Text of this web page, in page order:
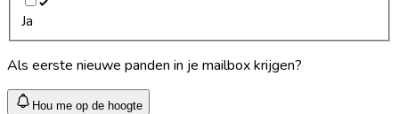
Ja
Als eerste nieuwe panden in je mailbox krijgen?
Hou me op de hoogte